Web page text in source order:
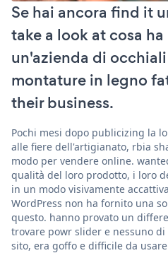
Se hai ancora find it
take a look at cosa
un'azienda di
montature in legno
their business.
Pochi mesi dopo publicizing la
alle fiere dell'artigianato, rbia
modo per vendere online.
qualità del loro prodotto, i loro
in un modo visivamente
WordPress non ha fornito una
questo. hanno provato un
trovare powr slider e nessuno
sito, era goffo e difficile da